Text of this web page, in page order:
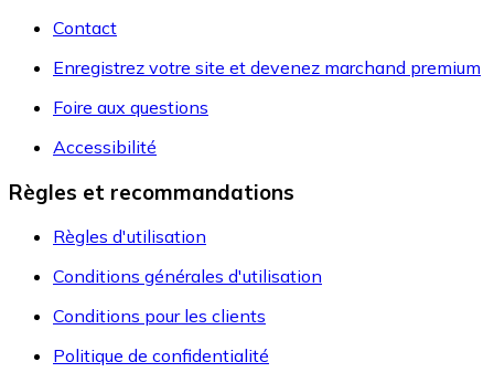
Contact
Enregistrez votre site et devenez marchand premium
Foire aux questions
Accessibilité
Règles et recommandations
Règles d'utilisation
Conditions générales d'utilisation
Conditions pour les clients
Politique de confidentialité